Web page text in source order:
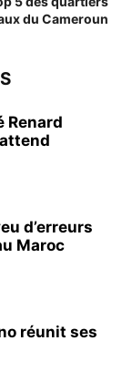
du Cameroun
Renard
d’erreurs
Maroc
réunit ses